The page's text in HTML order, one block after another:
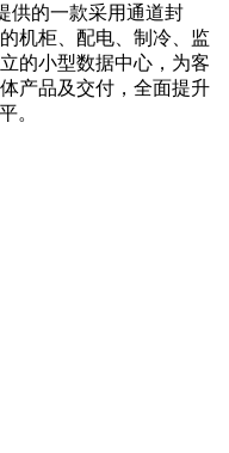
供的一款采用通道封
机柜、配电、制冷、监
的小型数据中心，为客
产品及交付，全面提升
。